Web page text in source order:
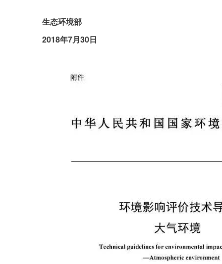
生态环境部
2018年7月30日